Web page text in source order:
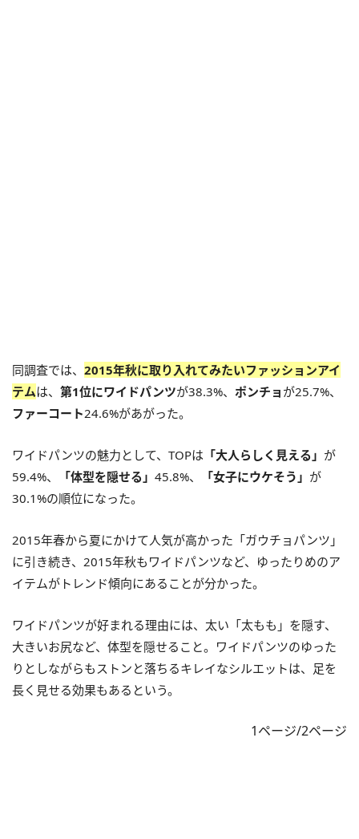
同調査では、 2015年秋に取り入れてみたいファッションアイ
テムは、 第1位にワイドパンツが38.3%、 ポンチョ が25.7%、
ファーコート24.6%があがった。
ワイドパンツの魅力として、TOPは 「大人らしく見える」 が
59.4%、
「体型を隠せる」 45.8%、 「女子にウケそう」 が
30.1%の順位になった。
2015年春から夏にかけて人気が高かった「ガウチョパンツ」
に引き続き、2015年秋もワイドパンツなど、ゆったりめのア
イテムがトレンド傾向にあることが分かった。
ワイドパンツが好まれる理由には、太い「太もも」を隠す、
大きいお尻など、体型を隠せること。ワイドパンツのゆった
りとしながらもストンと落ちるキレイなシルエットは、足を
長く見せる効果もあるという。
1ページ/2ページ